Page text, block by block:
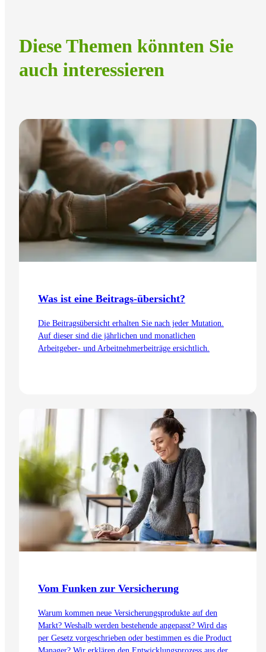
Diese Themen könnten Sie
auch interessieren
Was ist eine Beitrags-übersicht?
Die Beitragsübersicht erhalten Sie nach jeder Mutation.
Auf dieser sind die jährlichen und monatlichen
Arbeitgeber- und Arbeitnehmerbeiträge ersichtlich.
Zum Artikel
Vom Funken zur Versicherung
Warum kommen neue Versicherungsprodukte auf den
Markt? Weshalb werden bestehende angepasst? Wird das
per Gesetz vorgeschrieben oder bestimmen es die Product